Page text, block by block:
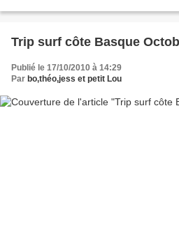
Trip surf côte Basque
Publié le 17/10/2010 à 14:29
Par bo,théo,jess et petit Lou